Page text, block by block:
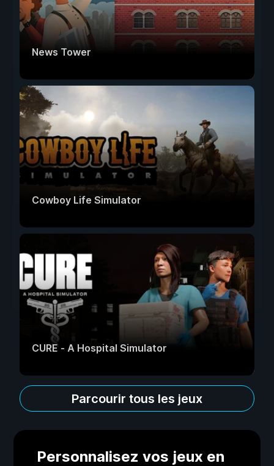
News Tower
Cowboy Life Simulator
CURE - A Hospital Simulator
Parcourir tous les jeux
Personnalisez vos jeux en